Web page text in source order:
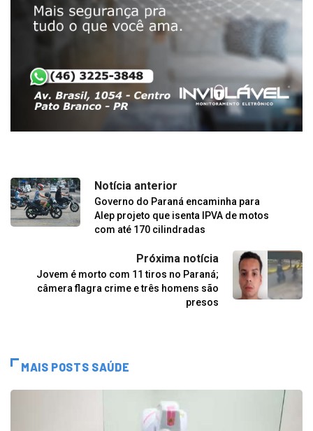
Notícia anterior
Governo do Paraná encaminha para
Alep projeto que isenta IPVA de motos
com até 170 cilindradas
Próxima notícia
Jovem é morto com 11 tiros no Paraná;
câmera flagra crime e três homens são
presos
MAIS POSTS SAÚDE